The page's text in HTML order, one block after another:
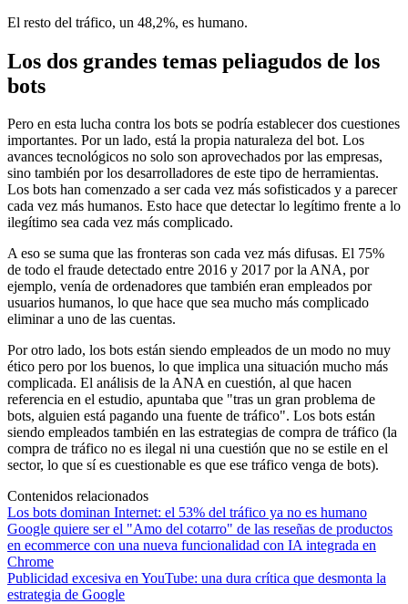
El resto del tráfico, un 48,2%, es humano.
Los dos grandes temas peliagudos de los
bots
Pero en esta lucha contra los bots se podría establecer dos cuestiones
importantes. Por un lado, está la propia naturaleza del bot. Los
avances tecnológicos no solo son aprovechados por las empresas,
sino también por los desarrolladores de este tipo de herramientas.
Los bots han comenzado a ser cada vez más sofisticados y a parecer
cada vez más humanos. Esto hace que detectar lo legítimo frente a lo
ilegítimo sea cada vez más complicado.
A eso se suma que las fronteras son cada vez más difusas. El 75%
de todo el fraude detectado entre 2016 y 2017 por la ANA, por
ejemplo, venía de ordenadores que también eran empleados por
usuarios humanos, lo que hace que sea mucho más complicado
eliminar a uno de las cuentas.
Por otro lado, los bots están siendo empleados de un modo no muy
ético pero por los buenos, lo que implica una situación mucho más
complicada. El análisis de la ANA en cuestión, al que hacen
referencia en el estudio, apuntaba que "tras un gran problema de
bots, alguien está pagando una fuente de tráfico". Los bots están
siendo empleados también en las estrategias de compra de tráfico (la
compra de tráfico no es ilegal ni una cuestión que no se estile en el
sector, lo que sí es cuestionable es que ese tráfico venga de bots).
Contenidos relacionados
Los bots dominan Internet: el 53% del tráfico ya no es humano
Google quiere ser el "Amo del cotarro" de las reseñas de productos
en ecommerce con una nueva funcionalidad con IA integrada en
Chrome
Publicidad excesiva en YouTube: una dura crítica que desmonta la
estrategia de Google